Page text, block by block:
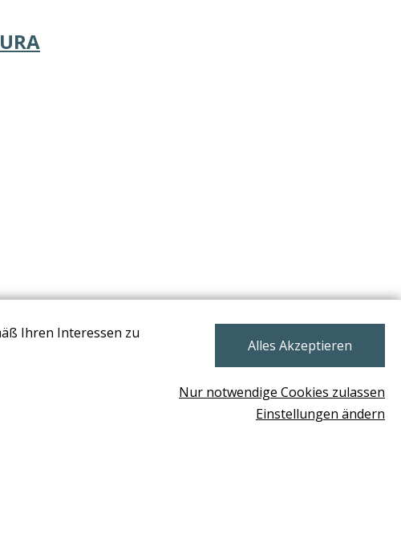
Ihren Interessen zu
Alles Akzeptieren
Nur notwendige Cookies zulassen
Einstellungen ändern